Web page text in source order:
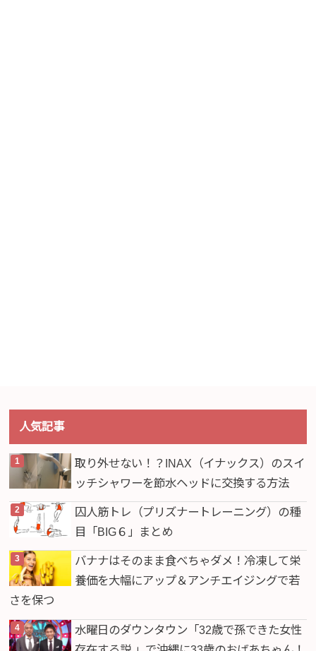
人気記事
取り外せない！？INAX（イナックス）のスイ
ッチシャワーを節水ヘッドに交換する方法
囚人筋トレ（プリズナートレーニング）の種
目「BIG６」まとめ
バナナはそのまま食べちゃダメ！冷凍して栄
養価を大幅にアップ＆アンチエイジングで若
さを保つ
水曜日のダウンタウン「32歳で孫できた女性